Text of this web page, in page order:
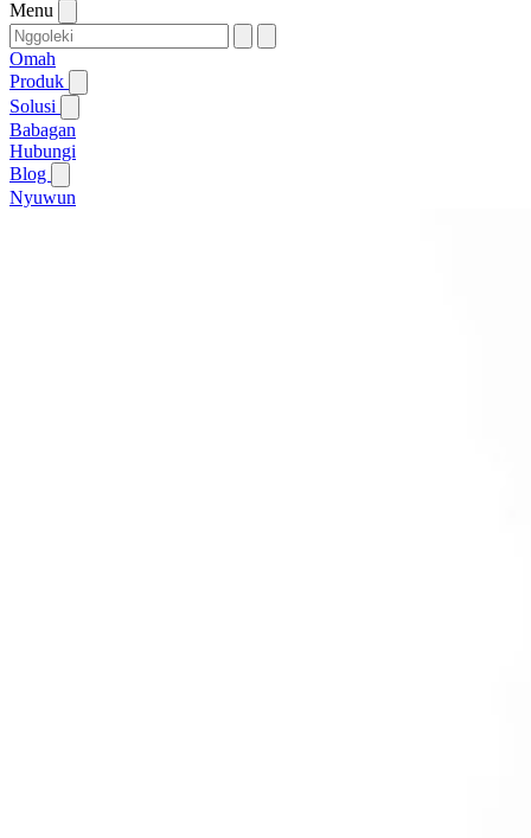
Menu
Omah
Produk
Solusi
Babagan
Hubungi
Blog
Nyuwun